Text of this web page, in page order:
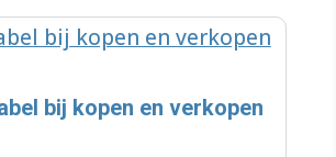
bij kopen en verkopen